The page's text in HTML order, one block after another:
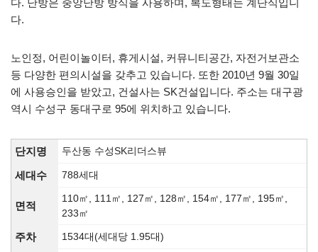
다. 난방은 중앙난방 방식을 사용하며, 복도형태는 계단식입니
다.
노인정, 어린이놀이터, 휴게시설, 커뮤니티공간, 자전거보관소
등 다양한 편의시설을 갖추고 있습니다. 또한 2010년 9월 30일
에 사용승인을 받았고, 건설사는 SK건설입니다. 주소는 대구광
역시 수성구 동대구로 95에 위치하고 있습니다.
단지명 두산동 수성SK리더스뷰
세대수 788세대
면적
110㎡, 111㎡, 127㎡, 128㎡, 154㎡, 177㎡, 195㎡,
233㎡
주차 1534대(세대당 1.95대)